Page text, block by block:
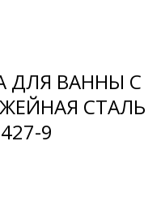
ДЛЯ ВАННЫ С
СТАЛЬ
9